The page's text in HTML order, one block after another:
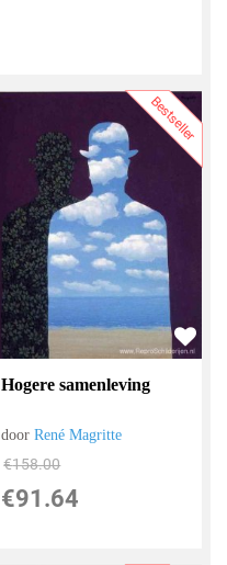
Bestseller
Hogere samenleving
doorRené Magritte
€158.00
€91.64